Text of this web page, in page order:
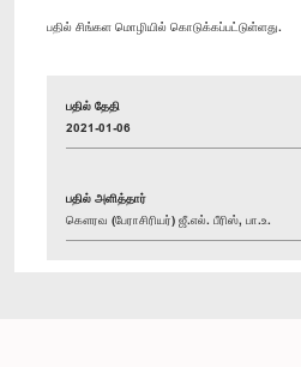
பதில் சிங்கள மொழியில் கொடுக்கப்பட்டுள்ளது.
பதில் தேதி
2021-01-06
பதில் அளித்தார்
கௌரவ (பேராசிரியர்) ஜீ.எல். பீரிஸ், பா.உ.